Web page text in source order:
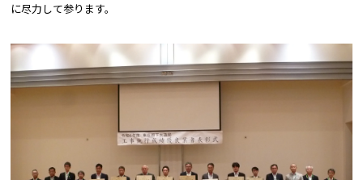
に尽力して参ります。